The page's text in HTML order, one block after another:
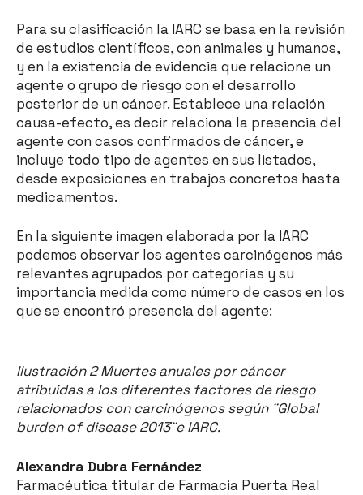
Para su clasificación la IARC se basa en la revisión
de estudios científicos, con animales y humanos,
y en la existencia de evidencia que relacione un
agente o grupo de riesgo con el desarrollo
posterior de un cáncer. Establece una relación
causa-efecto, es decir relaciona la presencia del
agente con casos confirmados de cáncer, e
incluye todo tipo de agentes en sus listados,
desde exposiciones en trabajos concretos hasta
medicamentos.
En la siguiente imagen elaborada por la IARC
podemos observar los agentes carcinógenos más
relevantes agrupados por categorías y su
importancia medida como número de casos en los
que se encontró presencia del agente:
Ilustración 2 Muertes anuales por cáncer
atribuidas a los diferentes factores de riesgo
relacionados con carcinógenos según ¨Global
burden of disease 2013¨e IARC.
Alexandra Dubra Fernández
Farmacéutica titular de Farmacia Puerta Real